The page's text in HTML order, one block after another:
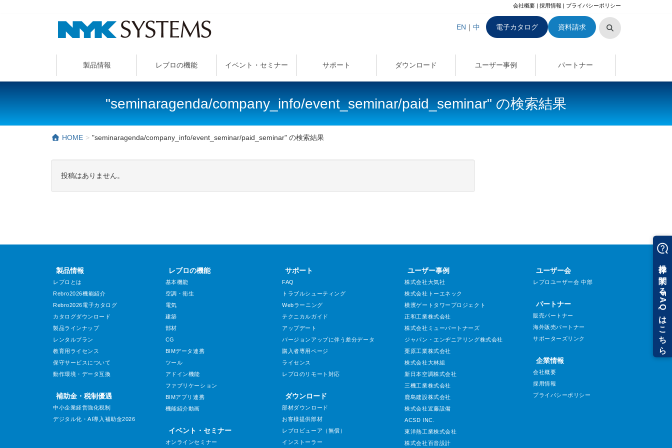
会社概要 | 採用情報 | プライバシーポリシー
EN ｜ 中 電子カタログ 資料請求
製品情報 レブロの機能 イベント・セミナー サポート ダウンロード ユーザー事例 パートナー
"seminaragenda/company_info/event_seminar/paid_seminar" の検索結果
HOME "seminaragenda/company_info/event_seminar/paid_seminar" の検索結果
投稿はありません。
製品情報
レブロとは
Rebro2026機能紹介
Rebro2026電子カタログ
カタログダウンロード
製品ラインナップ
レンタルプラン
教育用ライセンス
保守サービスについて
動作環境・データ互換
補助金・税制優遇
中小企業経営強化税制
デジタル化・AI導入補助金2026
レブロの機能
基本機能
空調・衛生
電気
建築
部材
CG
BIMデータ連携
ツール
アドイン機能
ファブリケーション
BIMアプリ連携
機能紹介動画
イベント・セミナー
オンラインセミナー
サポート
FAQ
トラブルシューティング
Webラーニング
テクニカルガイド
アップデート
バージョンアップに伴う差分データ
購入者専用ページ
ライセンス
レブロのリモート対応
ダウンロード
部材ダウンロード
お客様提供部材
レブロビューア（無償）
インストーラー
ユーザー事例
株式会社大気社
株式会社トーエネック
横濱ゲートタワープロジェクト
正和工業株式会社
株式会社ミューパートナーズ
ジャパン・エンヂニアリング株式会社
栗原工業株式会社
株式会社大林組
新日本空調株式会社
三機工業株式会社
鹿島建設株式会社
株式会社近藤設備
ACSD INC.
東洋熱工業株式会社
株式会社百音設計
ユーザー会
レブロユーザー会 中部
パートナー
販売パートナー
海外販売パートナー
サポーターズリンク
企業情報
会社概要
採用情報
プライバシーポリシー